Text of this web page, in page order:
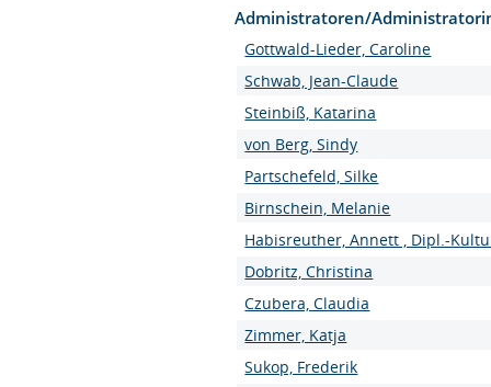
Administratoren/
Gottwald-Lieder, Caroline
Schwab, Jean-Claude
Steinbiß, Katarina
von Berg, Sindy
Partschefeld, Silke
Birnschein, Melanie
Habisreuther, Annett , Dipl.-
Dobritz, Christina
Czubera, Claudia
Zimmer, Katja
Sukop, Frederik